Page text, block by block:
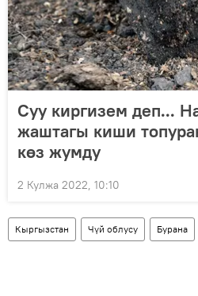
Суу киргизем деп...
жаштагы киши
көз жумду
2 Кулжа 2022, 10:10
Кыргызстан Чүй облусу Бурана